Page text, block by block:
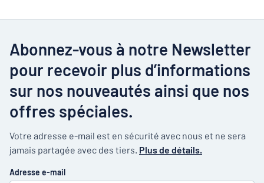
Abonnez-vous à notre Newsletter
pour recevoir plus d’informations
sur nos nouveautés ainsi que nos
offres spéciales.
Votre adresse e-mail est en sécurité avec nous et ne sera
jamais partagée avec des tiers. Plus de détails.
Adresse e-mail